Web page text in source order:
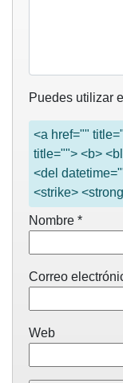
Puedes utilizar
<a href=""
title=""> <b>
<del
<strike>
Nombre *
Correo
Web